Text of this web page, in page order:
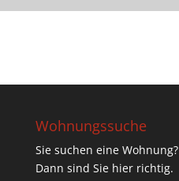
Wohnungssuche
Sie suchen eine Wohnung?
Dann sind Sie hier richtig.